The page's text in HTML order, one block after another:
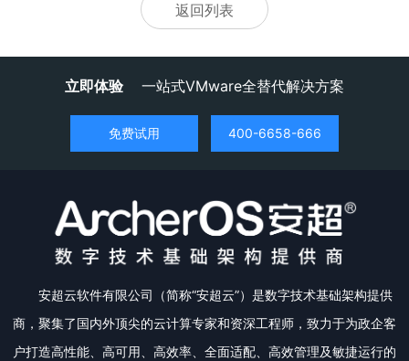
返回列表
立即体验 一站式VMware全替代解决方案
免费试用 400-6658-666
安超云软件有限公司（简称“安超云”）是数字技术基础架构提供
商，聚集了国内外顶尖的云计算专家和资深工程师，致力于为政企客
户打造高性能、高可用、高效率、全面适配、高效管理及敏捷运行的